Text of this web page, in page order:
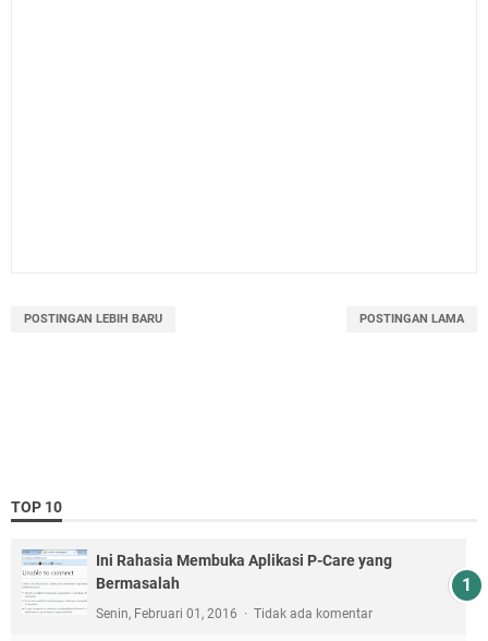
POSTINGAN LEBIH BARU POSTINGAN LAMA
TOP 10
Ini Rahasia Membuka Aplikasi P-Care yang
Bermasalah
Senin, Februari 01, 2016 Tidak ada komentar